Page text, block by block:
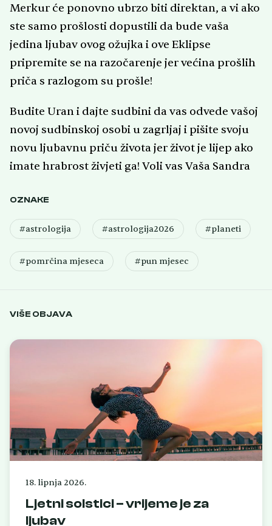
Merkur će ponovno ubrzo biti direktan, a vi ako
ste samo prošlosti dopustili da bude vaša
jedina ljubav ovog ožujka i ove Eklipse
pripremite se na razočarenje jer većina prošlih
priča s razlogom su prošle!
Budite Uran i dajte sudbini da vas odvede vašoj
novoj sudbinskoj osobi u zagrljaj i pišite svoju
novu ljubavnu priču života jer život je lijep ako
imate hrabrost živjeti ga! Voli vas Vaša Sandra
OZNAKE
#astrologija #astrologija2026 #planeti
#pomrčina mjeseca #pun mjesec
VIŠE OBJAVA
18. lipnja 2026.
Ljetni solstici – vrijeme je za
ljubav